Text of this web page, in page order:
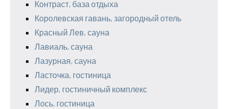
Контраст, база отдыха
Королевская гавань, загородный отель
Красный Лев, сауна
Лавиаль, сауна
Лазурная, сауна
Ласточка, гостиница
Лидер, гостиничный комплекс
Лось, гостиница